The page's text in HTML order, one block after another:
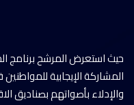
حيث استعرض المرشح برنامج
المشاركة الإيجابية
والإدلاء بأصواتهم بصناديق